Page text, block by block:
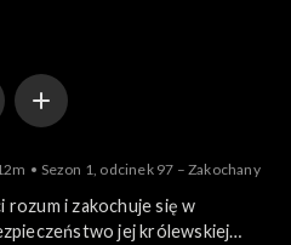
Sezon 1, odcinek 97 – Zakochany
i zakochuje się w
jej królewskiej